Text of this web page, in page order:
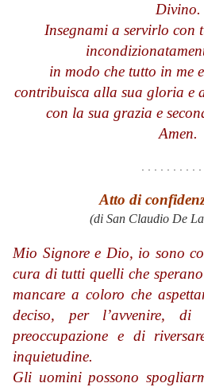
Divino.
Insegnami a servirlo con
in modo che tutto in me
contribuisca alla sua gloria e
con la sua grazia e
Amen.
Atto di
(di San Claudio De
Mio Signore e Dio, io sono
cura di tutti quelli che
mancare a coloro che
deciso, per l’avvenire, di
preoccupazione e di
inquietudine.
Gli uomini possono